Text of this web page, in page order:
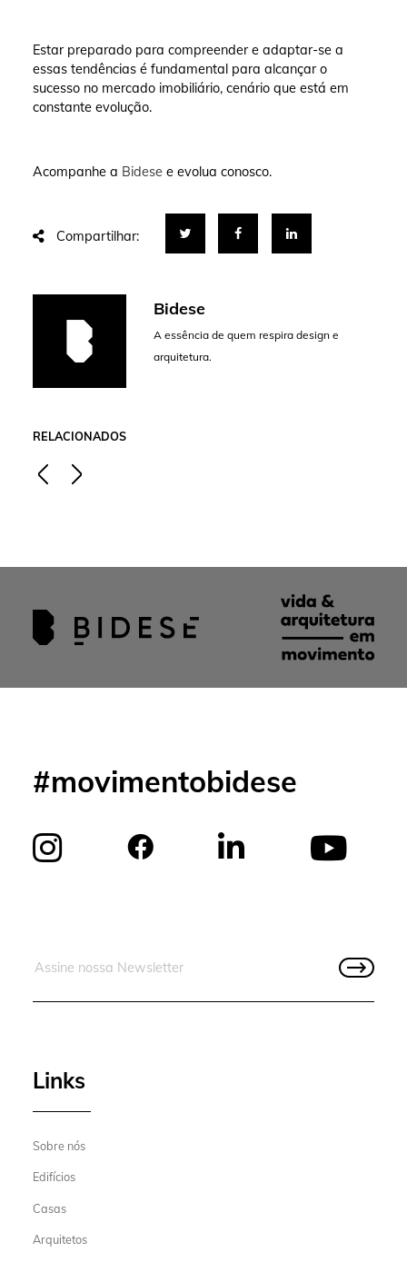
Estar preparado para compreender e adaptar-se a
essas tendências é fundamental para alcançar o
sucesso no mercado imobiliário, cenário que está em
constante evolução.
Acompanhe a Bidese e evolua conosco.
Compartilhar:
Bidese
A essência de quem respira design e
arquitetura.
RELACIONADOS
#movimentobidese
Links
Sobre nós
Edifícios
Casas
Arquitetos